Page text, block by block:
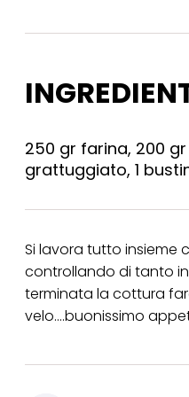
250 gr farina, 200 gr
grattuggiato, 1
Si lavora tutto insieme
controllando di tanto
terminata la cottura
velo....buonissimo